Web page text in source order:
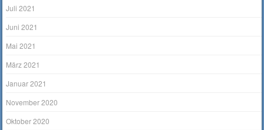
Juli 2021
Juni 2021
Mai 2021
März 2021
Januar 2021
November 2020
Oktober 2020